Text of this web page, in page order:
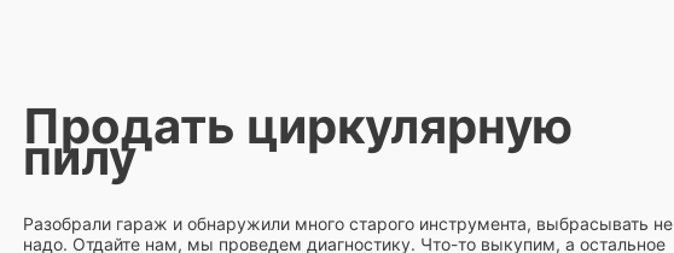
Продать циркулярную
пилу
Разобрали гараж и обнаружили много старого инструмента, выбрасывать не
надо. Отдайте нам, мы проведем диагностику. Что-то выкупим, а остальное